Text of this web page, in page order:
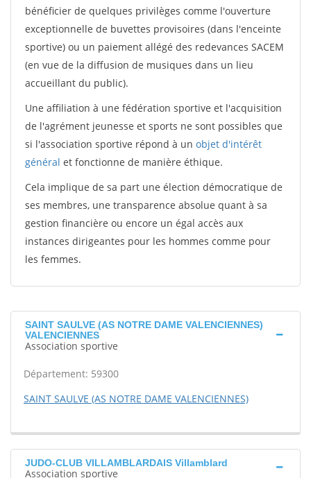
bénéficier de quelques privilèges comme l'ouverture
exceptionnelle de buvettes provisoires (dans l'enceinte
sportive) ou un paiement allégé des redevances SACEM
(en vue de la diffusion de musiques dans un lieu
accueillant du public).
Une affiliation à une fédération sportive et l'acquisition
de l'agrément jeunesse et sports ne sont possibles que
si l'association sportive répond à un objet d'intérêt
général et fonctionne de manière éthique.
Cela implique de sa part une élection démocratique de
ses membres, une transparence absolue quant à sa
gestion financière ou encore un égal accès aux
instances dirigeantes pour les hommes comme pour
les femmes.
SAINT SAULVE (AS NOTRE DAME VALENCIENNES)
VALENCIENNES
Association sportive
Département: 59300
SAINT SAULVE (AS NOTRE DAME VALENCIENNES)
JUDO-CLUB VILLAMBLARDAIS Villamblard
Association sportive